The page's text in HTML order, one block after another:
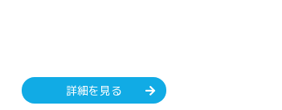
詳細を見る